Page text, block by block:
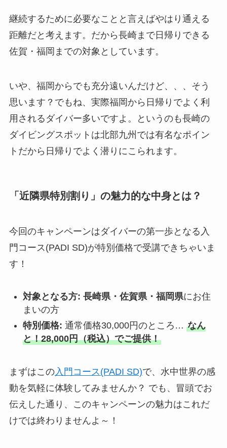
継続するために必要なことと言えばやはり通える
距離だと考えます。だから長崎まで日帰りできる
佐賀・福岡までの対象としています。
いや、福岡からでも充分遠いんだけど、、、そう
思います？でもね、実際福岡から日帰りでよく利
用されるダイバー多いですよ。というのも長崎の
ダイビングスポットは北部九州では有名なポイン
トだから日帰りでよく潜りにこられます。
「近隣県特別割り」の魅力的な中身とは？
今回のキャンペーンはダイバーの第一歩となる入
門コース(PADI SD)が特別価格で受講できちゃいま
す！
対象となる方: 長崎県・佐賀県・福岡県にお住
まいの方
特別価格: 通常価格30,000円のところ… なん
と！28,000円（税込）でご提供！
まずはこの入門コース(PADI SD)で、水中世界の感
動を気軽に体験してみませんか？ でも、冒頭でお
伝えした通り、このキャンペーンの魅力はこれだ
けでは終わりませんよ～！